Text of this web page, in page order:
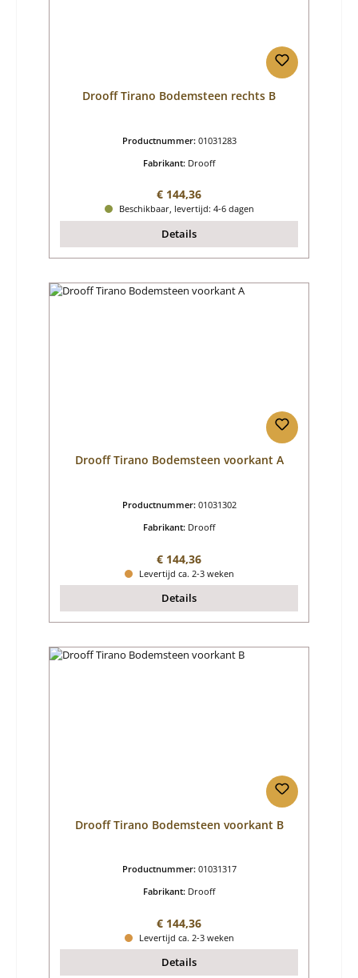
Drooff Tirano Bodemsteen rechts B
Productnummer: 01031283
Fabrikant: Drooff
Normale prijs:
€ 144,36
Beschikbaar, levertijd: 4-6 dagen
Details
Drooff Tirano Bodemsteen voorkant A
Productnummer: 01031302
Fabrikant: Drooff
Normale prijs:
€ 144,36
Levertijd ca. 2-3 weken
Details
Drooff Tirano Bodemsteen voorkant B
Productnummer: 01031317
Fabrikant: Drooff
Normale prijs:
€ 144,36
Levertijd ca. 2-3 weken
Details